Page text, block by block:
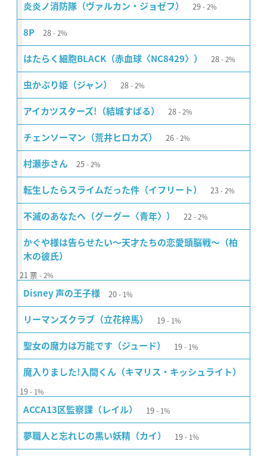
炎炎ノ消防隊（ヴァルカン・ジョゼフ） 29 2%
8P 28 2%
はたらく細胞BLACK（赤血球〈NC8429〉） 28 2%
虫かぶり姫（ジャン） 28 2%
アイカツスターズ!（結城すばる） 28 2%
チェンソーマン（荒井ヒロカズ） 26 2%
村瀬歩さん 25 2%
転生したらスライムだった件（イフリート） 23 2%
不滅のあなたへ（グーグー〈青年〉） 22 2%
かぐや様は告らせたい〜天才たちの恋愛頭脳戦〜（柏
木の彼氏）
21 票 2%
Disney 声の王子様 20 1%
リーマンズクラブ（立花梓馬） 19 1%
聖女の魔力は万能です（ジュード） 19 1%
魔入りました!入間くん（キマリス・キッシュライト）
19 1%
ACCA13区監察課（レイル） 19 1%
夢職人と忘れじの黒い妖精（カイ） 19 1%